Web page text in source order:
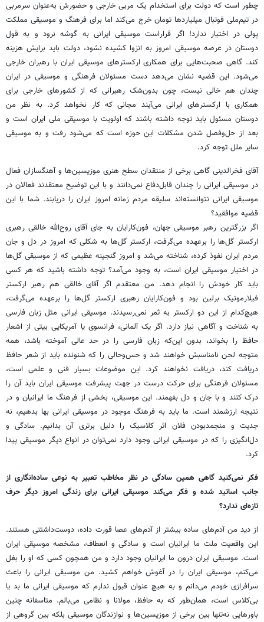
چطور است که دولت برای استخدام یک مربی خارجی و حضورش به‌عنوان سرمربی
در تیم‌ملی فوتبال میلیاردها تومان خرج می‌کند اما برای فرهنگ و موسیقی مملکت
پولی در اختیار ندارد! اگر قراراست موسیقی ایرانی به گوشه نرود و به قول
دوستان در عرصه موسیقی امروز به انزوا کشیده نشود، دولت باید برایش هزینه
کند. گاهی صحبت‌هایی برای همکاری ارکسترهای موسیقی ایران با رهبران خارجی
می‌شود. این قضیه نشان می‌دهد دست مسئولان فرهنگی و موسیقی در ایران
چندان هم خالی نیست، چون بدون‌شک رهبرانی که از کشورهای خارجی برای
همکاری با ارکسترهای ایرانی می‌آیند مجانی که کار نخواهد کرد. به نظر من
دوستان مسئول باید توجه داشته باشند که اولویت با موسیقی ملی ایران است و
بعد از حل‌وفصل شدن مشکلات این حوزه است که می‌شود رفت و به موسیقی
سایر ملل توجه کرد.
آقای فخرالدینی گاهی برخی از منتقدان سطح هنری موزیسین‌ها و آهنگسازان فعال
در موسیقی ایرانی را چندان قابل‌دفاع نمی‌دانند و با این توضیح معتقدند فعالان در
موسیقی ایرانی نتوانسته‌اند سلیقه مردم زمانه امروز ایران را دریابند. شما با این
قضیه موافقید؟
اگر بزرگترین رهبر موسیقی جهان، فون‌کارایان به جای آقای روح‌الله خالقی رهبری
ارکستر گل‌ها را برعهده می‌گرفت، ارکستر گل‌ها به شکلی که امروز در دل و جان
مردم ایران نفوذ کرده، شناخته می‌شد و امروز گنجینه عظیمی که از موسیقی گل‌ها
در اختیار موسیقی ایران است، به وجود می‌آمد؟ توجه داشته باشید که هر کسی
باید کار خودش را انجام دهد. من معتقدم اگر آقای خالقی هم رهبر ارکستر
فیلارمونیک برلین بود و فون‌کارایان رهبری ارکستر گل‌ها را برعهده می‌گرفت،
هیچ‌کدام از این دو ارکستر به ثمر نمی‌رسیدند. موسیقی ایرانی مثل زبان فارسی
به شناخت و آگاهی نیاز دارد. اگر یک آلمانی، فرانسوی یا آمریکایی بیتی از اشعار
حافظ را بخواند، بدون این‌که زبان فارسی را در حد عالی آموخته باشد، همه
متوجه لحن نامناسبش خواهند شد و حس‌وحالی را که شنونده باید از شعر حافظ
دریافت کند، دریافت نخواهند کرد. این موضوعات بسیار فنی و علمی است،
مسئولان فرهنگی برای حرکت درست در جهت پیشرفت موسیقی ایران باید آن را
درک کنند و با جان و دل بفهمند. این موسیقی، بخشی از فرهنگ ما ایرانیان و در
نتیجه ارزشمند است. ما باید به فرهنگ موجود در موسیقی ایرانی بها بدهیم، نه
جدیت و منجمدبودن فلان اثر کلاسیک را دلیل برتری آن بدانیم. سادگی و
دل‌انگیزی را که در موسیقی ایرانی وجود دارد نمی‌توان در انواع دیگر موسیقی پیدا
کرد.
فکر نمی‌کنید گاهی همین سادگی در نظر مخاطب تعبیر به نوعی ساده‌انگاری از
جانب اساتید شده و فکر می‌کند موسیقی ایرانی برای زندگی امروز دیگر حرف
تازه‌ای ندارد؟
از دید من آدم‌های ساده بیشتر از آدم‌های عصا قورت داده، دوست‌داشتنی هستند.
این واقعیت ملت ما ایرانیان است و سادگی و انعطاف، مشخصه موسیقی ایران
است. موسیقی ایران درون ما ایرانیان وجود دارد و من همچون کسی که او را بغل
می‌کنم، موسیقی ایران را در آغوش خواهم کشید. من موسیقی ایرانی را باعث
سرافرازی خودم می‌دانم و به هیچ عنوان قبول ندارم که موسیقی ایرانی ما بد یا
بی‌کلاس است، همان‌طور که به حافظ، مولانا و نظامی می‌بالم. متاسفانه چنین
باورهایی نه‌تنها بین برخی از موزیسین‌ها و نوازندگان موسیقی بلکه بین گروهی از